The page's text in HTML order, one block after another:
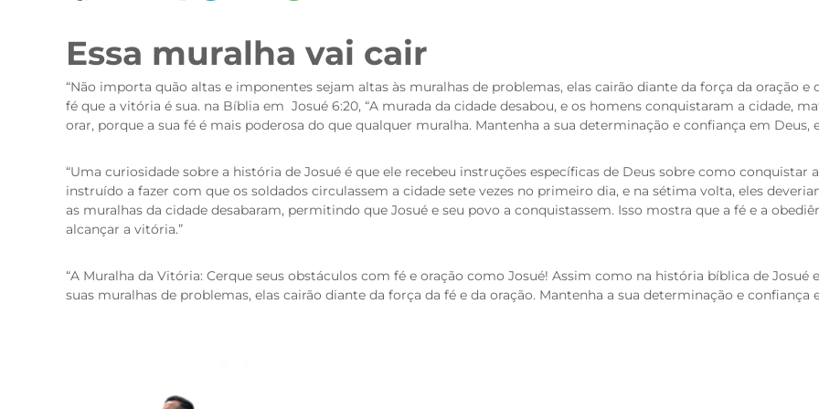
Essa muralha vai cair
“Não importa quão altas e imponentes sejam altas às muralhas de problemas, elas cairão diante da força da oração
fé que a vitória é sua. na Bíblia em Josué 6:20, “A murada da cidade desabou, e os homens conquistaram a cidade,
orar, porque a sua fé é mais poderosa do que qualquer muralha. Mantenha a sua determinação e confiança em Deus,
“Uma curiosidade sobre a história de Josué é que ele recebeu instruções específicas de Deus sobre como conquistar
instruído a fazer com que os soldados circulassem a cidade sete vezes no primeiro dia, e na sétima volta, eles
as muralhas da cidade desabaram, permitindo que Josué e seu povo a conquistassem. Isso mostra que a fé e a
alcançar a vitória.”
“A Muralha da Vitória: Cerque seus obstáculos com fé e oração como Josué! Assim como na história bíblica de
suas muralhas de problemas, elas cairão diante da força da fé e da oração. Mantenha a sua determinação e confiança